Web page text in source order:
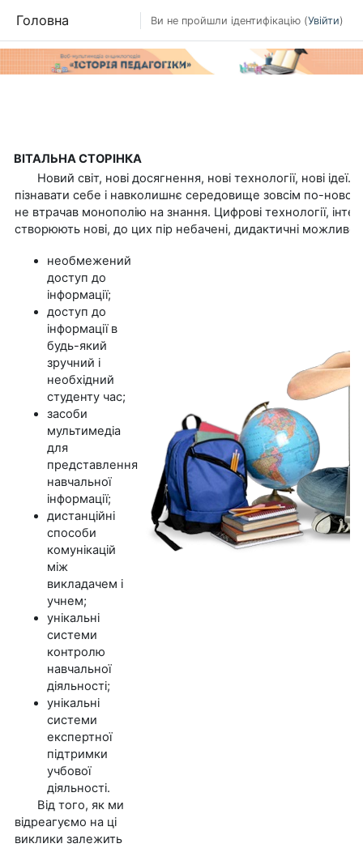
Перейти до головного вмісту
Головна Ви не пройшли ідентифікацію (Увійти)
ВІТАЛЬНА СТОРІНКА
Новий світ, нові досягнення, нові технології, нові ідеї.
пізнавати себе і навколишнє середовище зовсім по-
не втрачав монополію на знання. Цифрові технології,
створюють нові, до цих пір небачені, дидактичні
необмежений
доступ до
інформації;
доступ до
інформації в
будь-який
зручний і
необхідний
студенту час;
засоби
мультимедіа
для
представлення
навчальної
інформації;
дистанційні
способи
комунікацій
між
викладачем і
учнем;
унікальні
системи
контролю
навчальної
діяльності;
унікальні
системи
експертної
підтримки
учбової
діяльності.
Від того, як ми
відреагуємо на ці
виклики залежить